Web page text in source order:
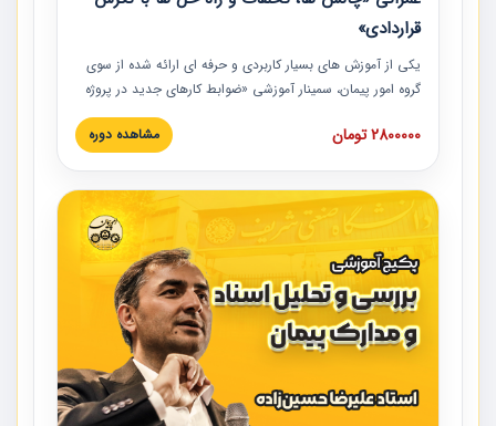
قراردادی»
یکی از آموزش‏‏‏‏‏‏ های بسیار کاربردی و حرفه‏ ای ارائه شده از سوی
گروه امور پیمان، سمینار آموزشی «ضوابط کارهای جدید در پروژه
های عمرانی» چالش ها، تخلفات و راه حل ها با نگرش قراردادی
است که در محل سندیکای شرکت های ساختمانی کشور ارائه شد.
مدارک پیمان به همراه تجربیات عملی ارائه شده است.
2800000 تومان مشاهده دوره